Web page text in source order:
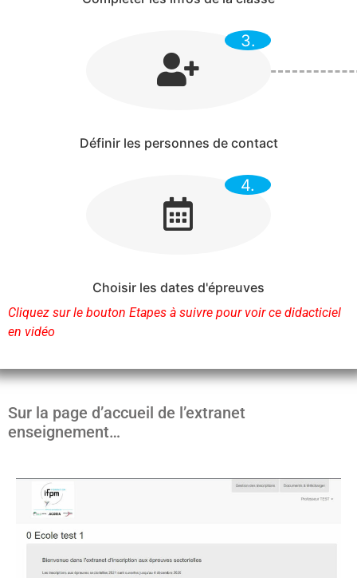
3.
Définir les personnes de contact
4.
Choisir les dates d'épreuves
Cliquez sur le bouton Etapes à suivre pour voir ce didacticiel
en vidéo
Sur la page d’accueil de l’extranet
enseignement…